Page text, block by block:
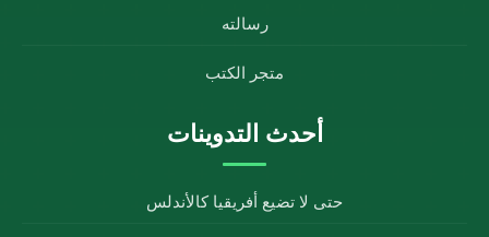
رسالته
متجر الكتب
أحدث التدوينات
حتى لا تضيع أفريقيا كالأندلس